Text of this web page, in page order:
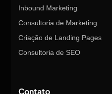
Inbound Marketing
Consultoria de Marketing
Criação de Landing Pages
Consultoria de SEO
Contato